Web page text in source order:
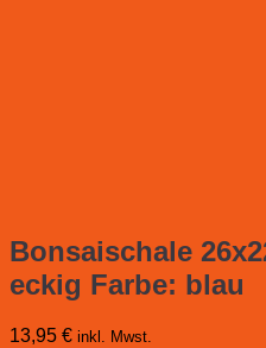
Bonsaischale
eckig Farbe: blau
13,95 € inkl. Mwst.